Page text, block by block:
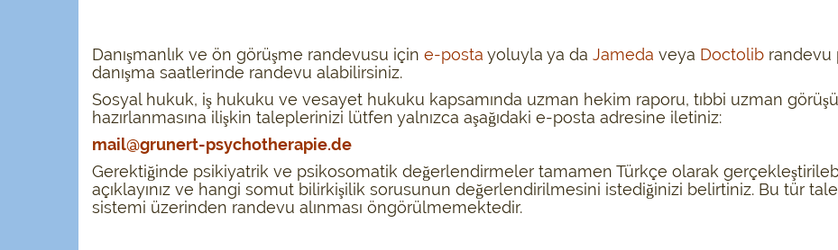
Danışmanlık ve ön görüşme randevusu için e-posta yoluyla ya da Jameda veya Doctolib randevu
danışma saatlerinde randevu alabilirsiniz.
Sosyal hukuk, iş hukuku ve vesayet hukuku kapsamında uzman hekim raporu, tıbbi uzman
hazırlanmasına ilişkin taleplerinizi lütfen yalnızca aşağıdaki e-posta adresine iletiniz:
mail@grunert-psychotherapie.de
Gerektiğinde psikiyatrik ve psikosomatik değerlendirmeler tamamen Türkçe olarak
açıklayınız ve hangi somut bilirkişilik sorusunun değerlendirilmesini istediğinizi belirtiniz. Bu tür
sistemi üzerinden randevu alınması öngörülmemektedir.